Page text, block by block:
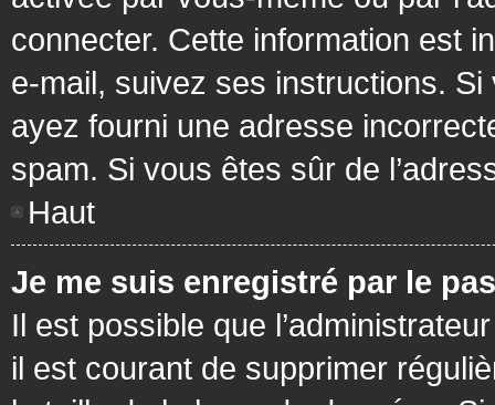
connecter. Cette information est
e-mail, suivez ses instructions. Si
ayez fourni une adresse
spam. Si vous êtes sûr de
Haut
Je me suis enregistré par le
Il est possible que
il est courant de supprimer